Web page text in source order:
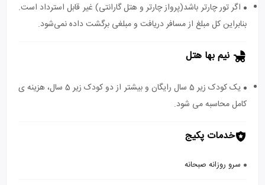
اگر تور چارتر باشد(پرواز چارتر و هتل گارانتی) غیر قابل استرداد است.
بنابراین کل مبلغ از مسافر دریافت و مبلغی برگشت داده نمی‌شود.
نیم بها هتل
یک کودک زیر 5 سال رایگان و بیشتر از دو کودک زیر 5 سال، هزینه ی
کامل محاسبه می شود.
خدمات پکیج
سرو روزانه صبحانه